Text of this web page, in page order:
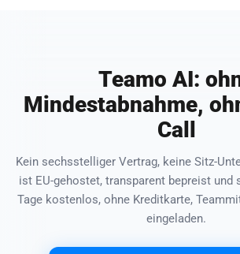
Teamo AI:
Mindestabnahme,
Call
Kein sechsstelliger Vertrag, keine Sitz-
ist EU-gehostet, transparent bepreist
Tage kostenlos, ohne Kreditkarte,
eingeladen.